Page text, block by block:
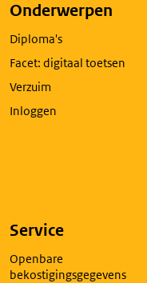
in
nieuw
Onderwerpen
Diploma's
Facet: digitaal toetsen
Verzuim
Inloggen
Service
Openbare
bekostigingsgegevens